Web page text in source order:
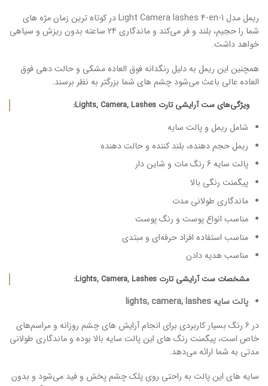
ریمل مدل Light Camera lashes 4-en-1 در کوتاه ترین زمان مژه های
شما را حجیم، بلند و فر می‌کند و ماندگاری 24 ساعته بدون ریزش و سیاهی
خواهد داشت.
همچنین این ریمل به دلیل رنگدانه فوق العاده مشکی و حالت دهی فوق
العاده عالی باعث می‌شود چشم های شما بزرگتر به نظر برسند.
ویژگی‌های ست آرایشی تارت Lights, Camera, Lashes:
شامل ریمل و پالت سایه
ریمل حجم دهنده، بلند کننده و حالت دهنده
پالت سایه 6 رنگ مات و شاین دار
پیگمنت رنگی بالا
ماندگاری طولانی مدت
مناسب انواع پوست و رنگ پوست
مناسب استفاده افراد حرفه‌ای و مبتدی
مناسب هدیه دادن
مشخصات ست آرایشی تارت Lights, Camera, Lashes:
پالت سایه lights, camera, lashes
در 6 رنگ بسیار کاربردی برای انجام آرایش های چشم روزانه و مراسم‌های
خاص است، پیگمنت رنگ های این پالت سایه بالا بوده و ماندگاری طولانی
مدتی به شما ارائه می‌دهد.
سایه های این پالت به راحتی روی پلک چشم پخش و فید می‌شود و بدون